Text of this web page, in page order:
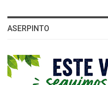
ASERPINTO